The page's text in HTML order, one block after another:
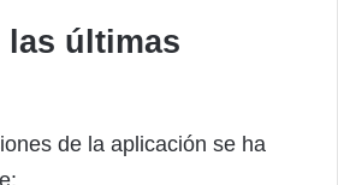
últimas
de la aplicación se ha